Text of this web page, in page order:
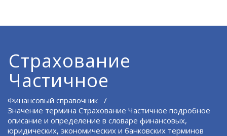
Страхование
Частичное
Финансовый справочник /
Значение термина Страхование Частичное подробное
описание и определение в словаре финансовых,
юридических, экономических и банковских терминов